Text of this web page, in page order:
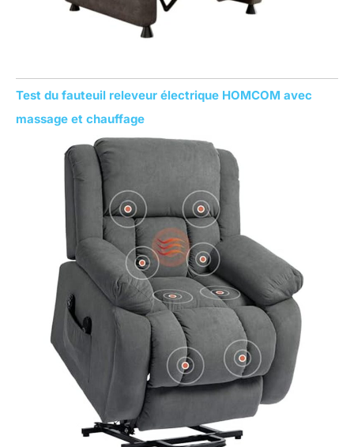
Test du fauteuil releveur électrique HOMCOM avec
massage et chauffage